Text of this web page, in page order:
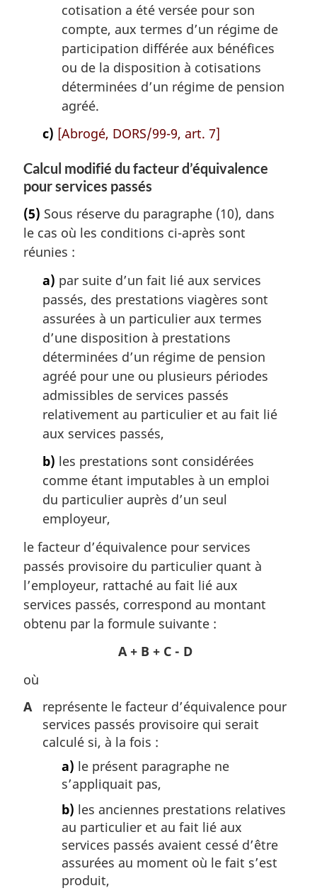
cotisation a été versée pour son
compte, aux termes d’un régime de
participation différée aux bénéfices
ou de la disposition à cotisations
déterminées d’un régime de pension
agréé.
c) [Abrogé, DORS/99-9, art. 7]
Calcul modifié du facteur d’équivalence
pour services passés
(5) Sous réserve du paragraphe (10), dans
le cas où les conditions ci-après sont
réunies :
a) par suite d’un fait lié aux services
passés, des prestations viagères sont
assurées à un particulier aux termes
d’une disposition à prestations
déterminées d’un régime de pension
agréé pour une ou plusieurs périodes
admissibles de services passés
relativement au particulier et au fait lié
aux services passés,
b) les prestations sont considérées
comme étant imputables à un emploi
du particulier auprès d’un seul
employeur,
le facteur d’équivalence pour services
passés provisoire du particulier quant à
l’employeur, rattaché au fait lié aux
services passés, correspond au montant
obtenu par la formule suivante :
A + B + C - D
où
A
représente le facteur d’équivalence pour
services passés provisoire qui serait
calculé si, à la fois :
a) le présent paragraphe ne
s’appliquait pas,
b) les anciennes prestations relatives
au particulier et au fait lié aux
services passés avaient cessé d’être
assurées au moment où le fait s’est
produit,